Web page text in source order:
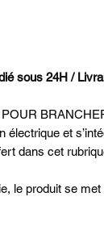
sous 24H /
et
dans cet
le produit se